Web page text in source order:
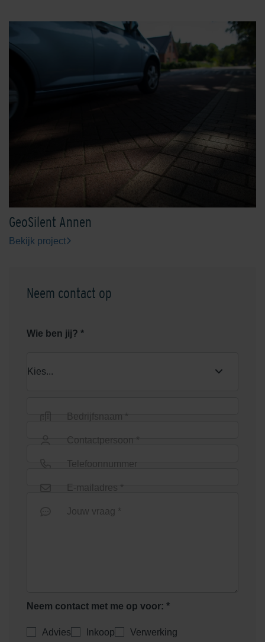
GeoSilent Annen
Bekijk project
Neem contact op
Wie ben jij? *
Bedrijfsnaam *
Contactpersoon *
Telefoonnummer
E-mailadres *
Jouw vraag *
Neem contact met me op voor: *
Advies Inkoop
Verwerking